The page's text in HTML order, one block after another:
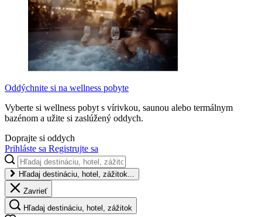
Oddýchnite si na wellness pobyte
Vyberte si wellness pobyt s vírivkou, saunou alebo termálnym
bazénom a užite si zaslúžený oddych.
Doprajte si oddych
Prihláste sa Registrujte sa
Hľadaj destináciu, hotel, zážitok...
Zavrieť
Hľadaj destináciu, hotel, zážitok